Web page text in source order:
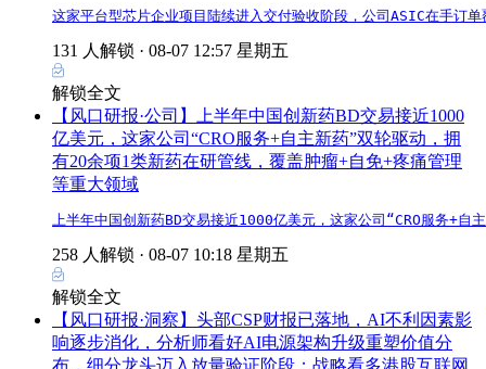
这家平台型芯片企业项目陆续进入交付验收阶段，公司ASIC在手订
131 人解锁 · 08-07 12:57 星期五
解锁全文
【风口研报·公司】上半年中国创新药BD交易接近1000
亿美元，这家公司“CRO服务+自主新药”双轮驱动，拥
有20余项1类新药在研管线，覆盖肿瘤+自免+疼痛管理
等重大领域
上半年中国创新药BD交易接近1000亿美元，这家公司“CRO服务+
258 人解锁 · 08-07 10:18 星期五
解锁全文
【风口研报·洞察】头部CSP财报已落地，AI不利因素影
响逐步消化，分析师看好AI电源架构升级重塑价值分
布，细分龙头迈入放量验证阶段；战略看多港股互联网